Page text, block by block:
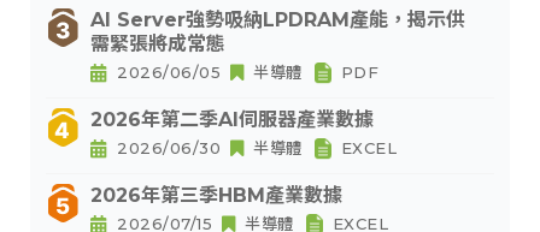
AI Server強勢吸納LPDRAM產能，揭示供
需緊張將成常態
2026/06/05 半導體 PDF
2026年第二季AI伺服器產業數據
2026/06/30 半導體 EXCEL
2026年第三季HBM產業數據
2026/07/15 半導體 EXCEL